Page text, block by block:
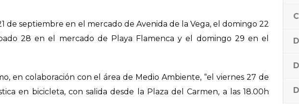
de septiembre en el mercado de Avenida de la Vega, el domingo 22
28 en el mercado de Playa Flamenca y el domingo 29 en el
en colaboración con el área de Medio Ambiente, “el viernes 27 de
en bicicleta, con salida desde la Plaza del Carmen, a las 18.00h